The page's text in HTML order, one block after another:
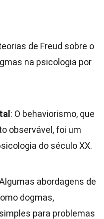
de Freud sobre o
na psicologia por
: O behaviorismo, que
observável, foi um
do século XX.
abordagens de
dogmas,
para problemas